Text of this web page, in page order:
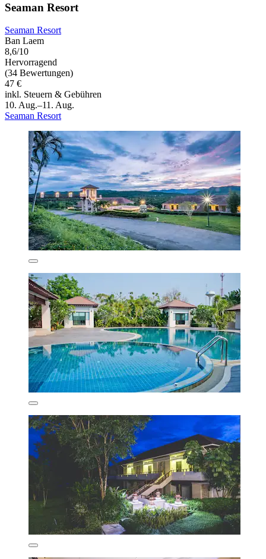
Seaman Resort
Seaman Resort
Ban Laem
8,6/10
Hervorragend
(34 Bewertungen)
47 €
inkl. Steuern & Gebühren
10. Aug.–11. Aug.
Seaman Resort